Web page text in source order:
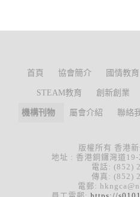
首頁 協會簡介 國情教育
STEAM教育 創新創業
機構刊物 屬會介紹 聯絡
版權所有 香港
地址 : 香港銅鑼灣道
電話: (852)
傳真: (852)
電郵: